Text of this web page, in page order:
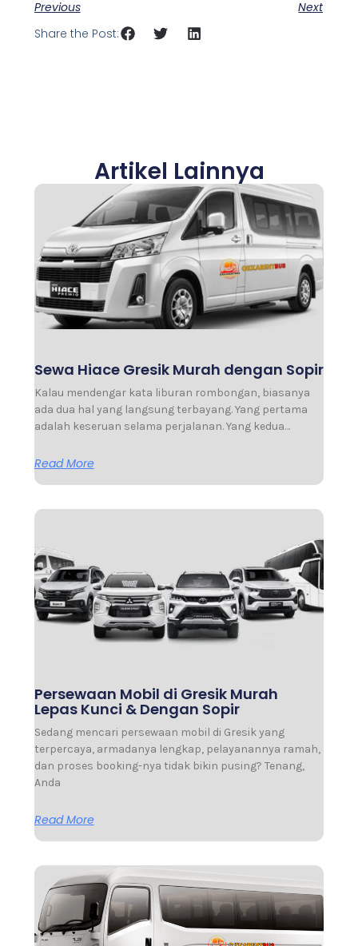
Previous
Next
Share the Post:
Artikel Lainnya
Sewa Hiace Gresik Murah dengan Sopir
Kalau mendengar kata liburan rombongan, biasanya
ada dua hal yang langsung terbayang. Yang pertama
adalah keseruan selama perjalanan. Yang kedua…
Read More
Persewaan Mobil di Gresik Murah
Lepas Kunci & Dengan Sopir
Sedang mencari persewaan mobil di Gresik yang
terpercaya, armadanya lengkap, pelayanannya ramah,
dan proses booking-nya tidak bikin pusing? Tenang,
Anda
Read More